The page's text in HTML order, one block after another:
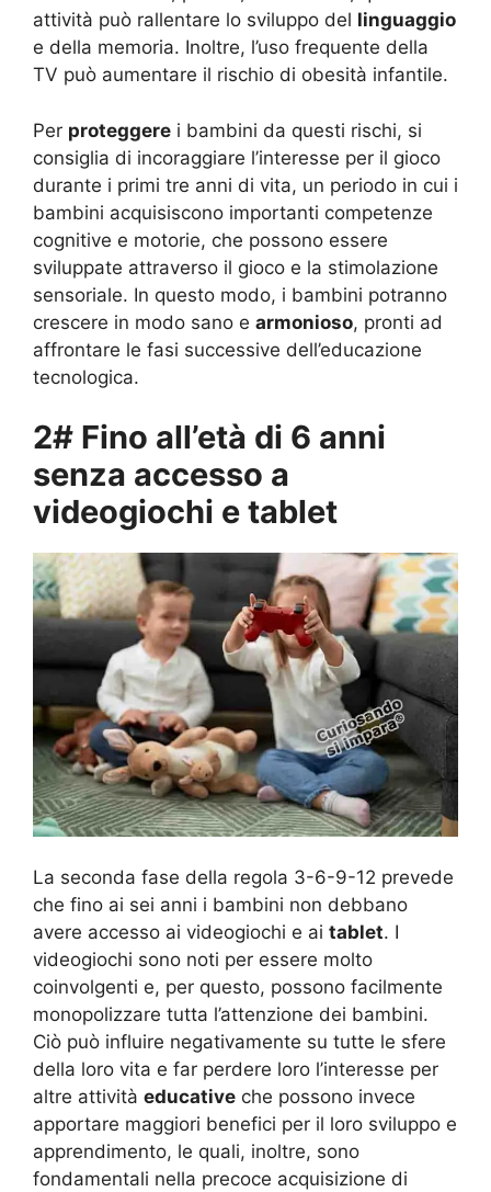
attività può rallentare lo sviluppo del linguaggio
e della memoria. Inoltre, l’uso frequente della
TV può aumentare il rischio di obesità infantile.
Per proteggere i bambini da questi rischi, si
consiglia di incoraggiare l’interesse per il gioco
durante i primi tre anni di vita, un periodo in cui i
bambini acquisiscono importanti competenze
cognitive e motorie, che possono essere
sviluppate attraverso il gioco e la stimolazione
sensoriale. In questo modo, i bambini potranno
crescere in modo sano e armonioso, pronti ad
affrontare le fasi successive dell’educazione
tecnologica.
2# Fino all’età di 6 anni
senza accesso a
videogiochi e tablet
La seconda fase della regola 3-6-9-12 prevede
che fino ai sei anni i bambini non debbano
avere accesso ai videogiochi e ai tablet. I
videogiochi sono noti per essere molto
coinvolgenti e, per questo, possono facilmente
monopolizzare tutta l’attenzione dei bambini.
Ciò può influire negativamente su tutte le sfere
della loro vita e far perdere loro l’interesse per
altre attività educative che possono invece
apportare maggiori benefici per il loro sviluppo e
apprendimento, le quali, inoltre, sono
fondamentali nella precoce acquisizione di